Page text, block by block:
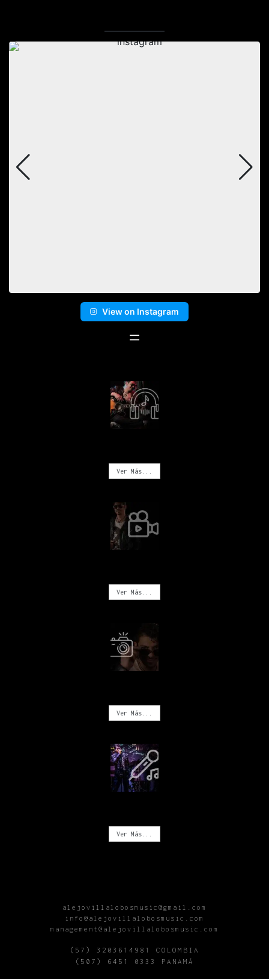
View on Instagram
Ver Más...
Ver Más...
Ver Más...
Ver Más...
alejovillalobosmusic@gmail.com
info@alejovillalobosmusic.com
management@alejovillalobosmusic.com
(57) 3203614981 COLOMBIA
(507) 6451 0333 PANAMÁ